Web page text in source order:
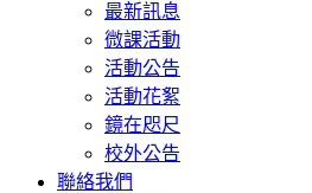
最新訊息
微課活動
活動公告
活動花絮
鏡在咫尺
校外公告
聯絡我們